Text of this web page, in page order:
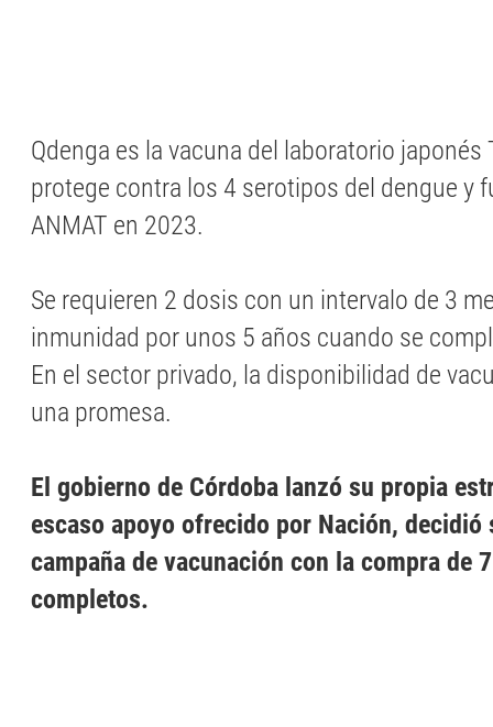
Qdenga es la vacuna del laboratorio japonés
protege contra los 4 serotipos del dengue y
ANMAT en 2023.
Se requieren 2 dosis con un intervalo de 3
inmunidad por unos 5 años cuando se
En el sector privado, la disponibilidad de
una promesa.
El gobierno de Córdoba lanzó su propia
escaso apoyo ofrecido por Nación, decidió
campaña de vacunación con la compra de
completos.